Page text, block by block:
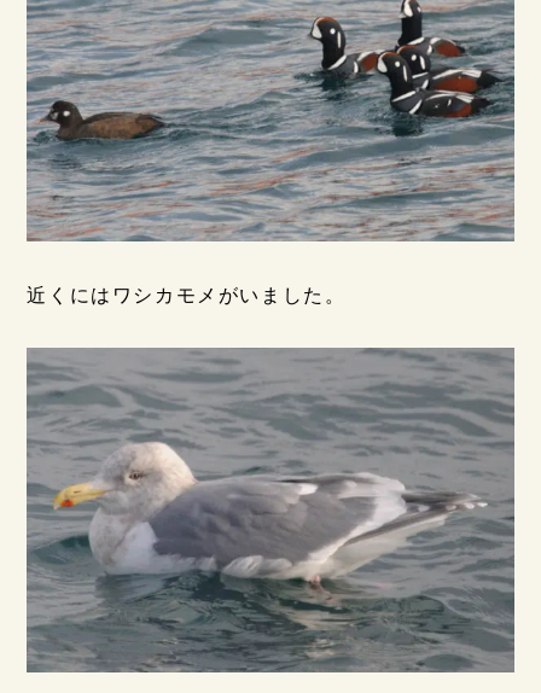
近くにはワシカモメがいました。